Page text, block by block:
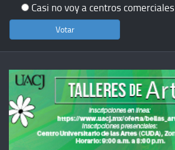
Casi no voy a centros comerciales